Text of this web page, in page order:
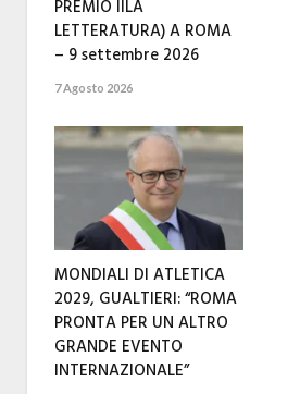
PREMIO IILA
LETTERATURA) A ROMA
– 9 settembre 2026
7 Agosto 2026
MONDIALI DI ATLETICA
2029, GUALTIERI: “ROMA
PRONTA PER UN ALTRO
GRANDE EVENTO
INTERNAZIONALE”